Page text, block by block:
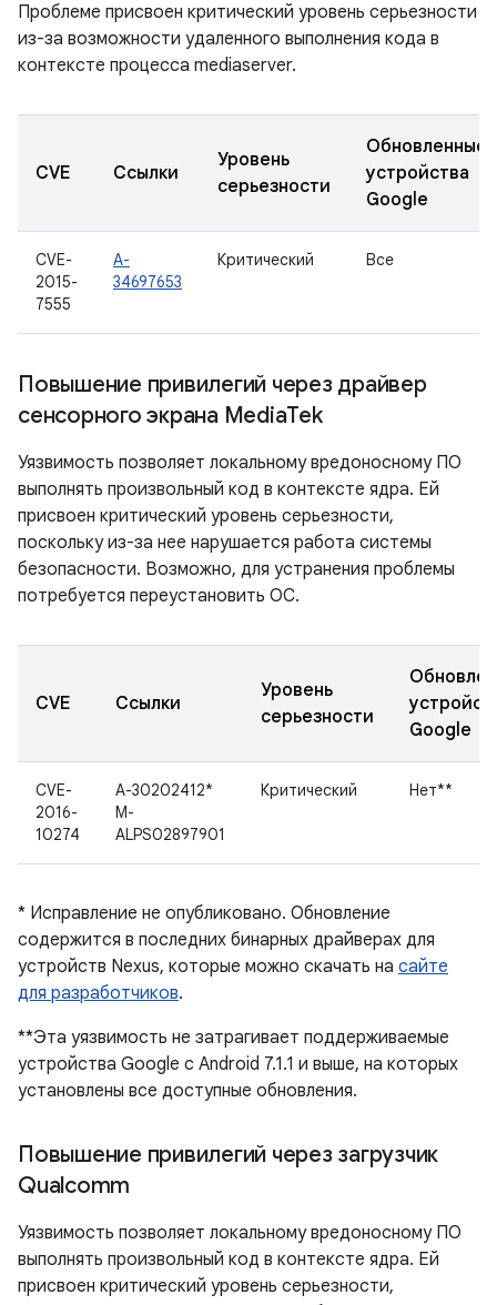
Проблеме присвоен критический уровень серьезности
из-за возможности удаленного выполнения кода в
контексте процесса mediaserver.
CVE Ссылки
Уровень
серьезности
Обновленные
устройства
Google
CVE-
2015-
7555
A-
34697653
Критический Все
Повышение привилегий через драйвер
сенсорного экрана MediaTek
Уязвимость позволяет локальному вредоносному ПО
выполнять произвольный код в контексте ядра. Ей
присвоен критический уровень серьезности,
поскольку из-за нее нарушается работа системы
безопасности. Возможно, для устранения проблемы
потребуется переустановить ОС.
CVE Ссылки
Уровень
серьезности
Google
CVE-
2016-
10274
A-30202412*
M-
ALPS02897901
Критический Нет**
* Исправление не опубликовано. Обновление
содержится в последних бинарных драйверах для
устройств Nexus, которые можно скачать на сайте
для разработчиков.
**Эта уязвимость не затрагивает поддерживаемые
устройства Google с Android 7.1.1 и выше, на которых
установлены все доступные обновления.
Повышение привилегий через загрузчик
Qualcomm
Уязвимость позволяет локальному вредоносному ПО
выполнять произвольный код в контексте ядра. Ей
присвоен критический уровень серьезности,